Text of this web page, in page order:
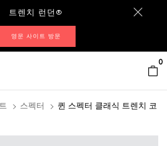
트렌치 런던®
영문 사이트 방문
0
스펙터
퀸 스펙터 클래식 트렌치 코